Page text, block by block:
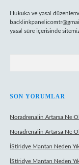
Hukuka ve yasal
yasal süre içerisinde
SON YORUMLAR
Noradrenalin Artarsa Ne
Noradrenalin Artarsa Ne
İStiridye Mantarı Neden
İStiridye Mantarı Neden